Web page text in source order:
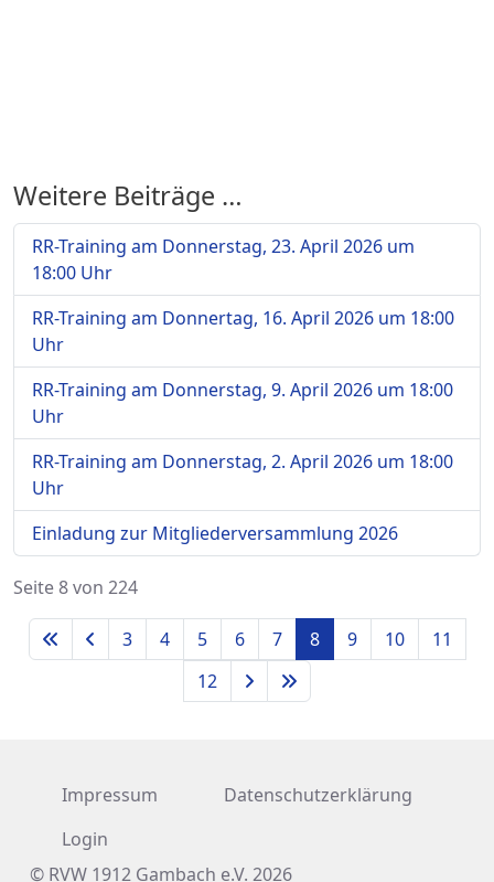
Weitere Beiträge …
RR-Training am Donnerstag, 23. April 2026 um
18:00 Uhr
RR-Training am Donnertag, 16. April 2026 um 18:00
Uhr
RR-Training am Donnerstag, 9. April 2026 um 18:00
Uhr
RR-Training am Donnerstag, 2. April 2026 um 18:00
Uhr
Einladung zur Mitgliederversammlung 2026
Seite 8 von 224
3 4 5 6 7 8 9 10
11
12
Impressum
Datenschutzerklärung
Login
© RVW 1912 Gambach e.V. 2026